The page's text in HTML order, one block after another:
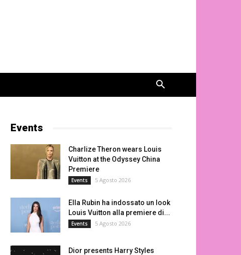
Events
Charlize Theron wears Louis
Vuitton at the Odyssey China
Premiere
Events 5 Agosto 2026
Ella Rubin ha indossato un look
Louis Vuitton alla premiere di...
Events 5 Agosto 2026
Dior presents Harry Styles